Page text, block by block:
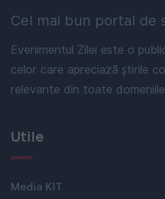
Cel mai bun portal de
Evenimentul Zilei este o
celor care apreciază știrile
relevante din toate
Utile
Media KIT